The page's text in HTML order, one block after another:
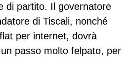
di partito. Il governatore
di Tiscali, nonché
per internet, dovrà
passo molto felpato, per